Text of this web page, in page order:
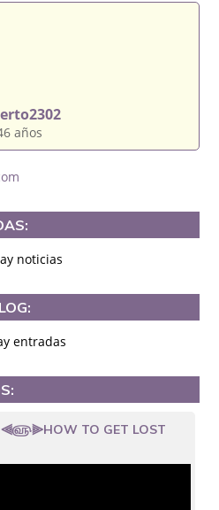
años
noticias
entradas
TO GET LOST